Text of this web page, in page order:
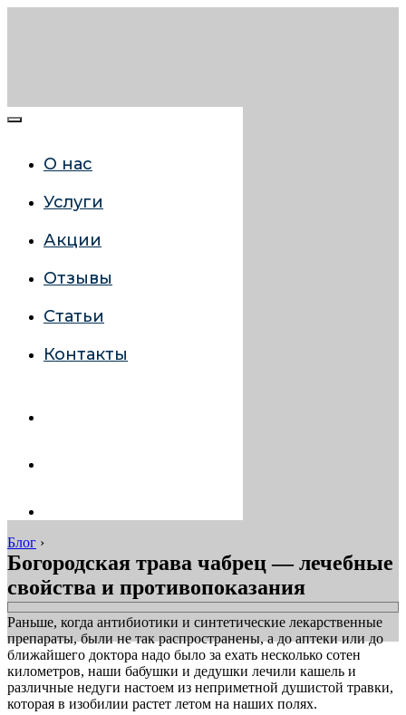
О нас
Услуги
Акции
Отзывы
Статьи
Контакты
Блог ›
Богородская трава чабрец — лечебные
свойства и противопоказания
Раньше, когда антибиотики и синтетические лекарственные
препараты, были не так распространены, а до аптеки или до
ближайшего доктора надо было за ехать несколько сотен
километров, наши бабушки и дедушки лечили кашель и
различные недуги настоем из неприметной душистой травки,
которая в изобилии растет летом на наших полях.